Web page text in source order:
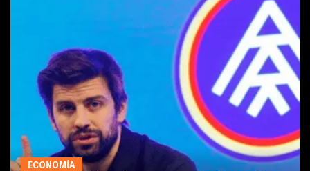
ECONOMÍA